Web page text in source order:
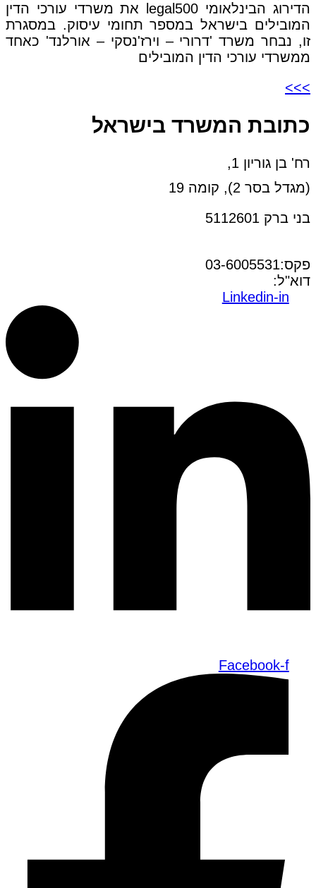
הדירוג הבינלאומי legal500 את משרדי עורכי הדין
המובילים בישראל במספר תחומי עיסוק. במסגרת
זו, נבחר משרד 'דרורי – וירז'נסקי – אורלנד' כאחד
ממשרדי עורכי הדין המובילים
>>>
כתובת המשרד בישראל
רח' בן גוריון 1,
(מגדל בסר 2), קומה 19
בני ברק 5112601
פקס:03-6005531
דוא"ל:
Linkedin-in
Facebook-f